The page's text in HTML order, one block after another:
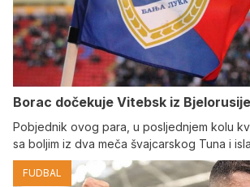
Borac dočekuje Vitebsk iz Bjelorusije
Pobjednik ovog para, u posljednjem kolu
sa boljim iz dva meča švajcarskog Tuna i
FUDBAL